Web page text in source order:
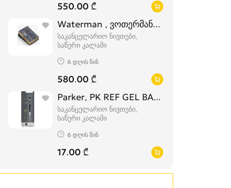
550.00 ₾
Waterman , ვოთერმანის სასაჩუქრე
საკანცელარიო ნივთები,
საწერი კალამი
6 დღის წინ
580.00 ₾
Parker, PK REF GEL BALL M BLK BL1
საკანცელარიო ნივთები,
საწერი კალამი
6 დღის წინ
17.00 ₾